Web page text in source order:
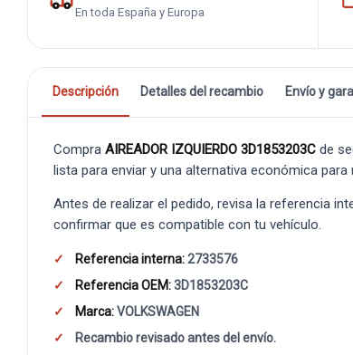
En toda España y Europa
Descripción Detalles del recambio Envío y
Compra AIREADOR IZQUIERDO 3D1853203C de
lista para enviar y una alternativa económica para
Antes de realizar el pedido, revisa la referencia
confirmar que es compatible con tu vehículo.
Referencia interna:2733576
Referencia OEM:3D1853203C
Marca:VOLKSWAGEN
Recambio revisado antes del envío.